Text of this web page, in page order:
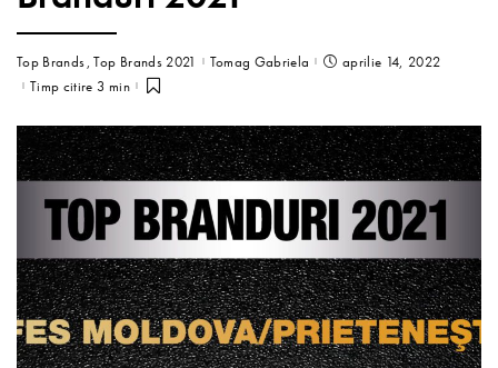
Top Brands Top Brands 2021 Tomag Gabriela
aprilie 14, 2022
Timp citire 3 min